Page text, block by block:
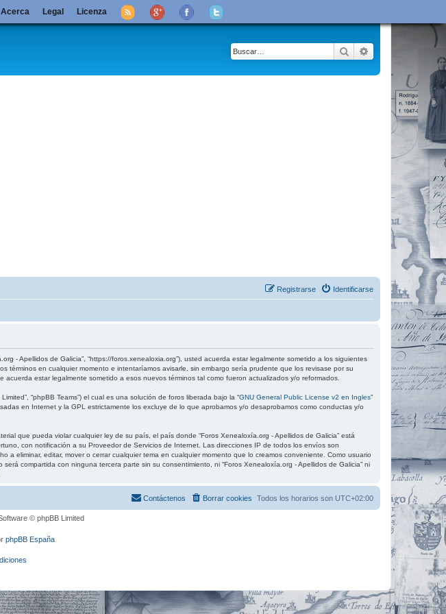
Buscar Búsqueda
Identificarse
Registrarse
- Apellidos de Galicia”, “https://foros.xenealoxia.org”), usted acuerda estar legalmente sometido a los siguientes
términos en cualquier momento e intentaríamos avisarle, sin embargo sería prudente que los revisase por su
estar legalmente sometido a esos nuevos términos tal como fueron actualizados y/o reformados.
“phpBB Teams”) el cual es una solución de foros liberada bajo la “GNU General Public License v2 en Ingles”
en Internet y la GPL estrictamente los excluye de lo que aprobamos y/o desaprobamos como conductas y/o
que pueda violar cualquier ley de su país, el país donde “Foros Xenealoxía.org - Apellidos de Galicia” está
con notificación a su Proveedor de Servicios de Internet. Las direcciones IP de todos los envíos son
a eliminar, editar, mover o cerrar cualquier tema en cualquier momento que lo creamos conveniente. Como usuario
compartida con ninguna tercera parte sin su consentimiento, ni “Foros Xenealoxía.org - Apellidos de Galicia” ni
Acerca Legal Licenza
Todos los horarios son UTC+02:00
Borrar cookies
Contáctenos
© phpBB Limited
phpBB España